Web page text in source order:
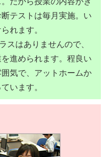
テストは毎月実施。い
れます。
スはありませんので、
進められます。程良い
気で、アットホームか
います。